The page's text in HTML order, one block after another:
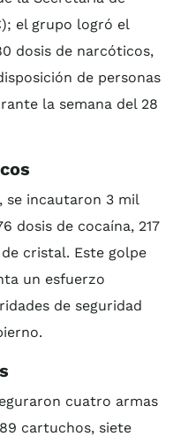
el grupo logró el
dosis de narcóticos,
de personas
la semana del 28
se incautaron 3 mil
dosis de cocaína, 217
cristal. Este golpe
un esfuerzo
de seguridad
cuatro armas
cartuchos, siete